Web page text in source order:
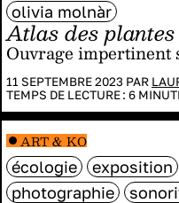
Atlas des
Ouvrage impertinent
11 SEPTEMBRE 2023 PAR
TEMPS DE LECTURE : 6
olivia molnàr
écologie exposition
photographie
ART & KO